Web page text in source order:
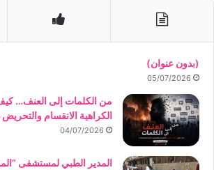
(بدون عنوان)
05/07/2026
من الكلمات إلى العنف…
الكراهية الانقسام
04/07/2026
المدير الطبي لمستشفى